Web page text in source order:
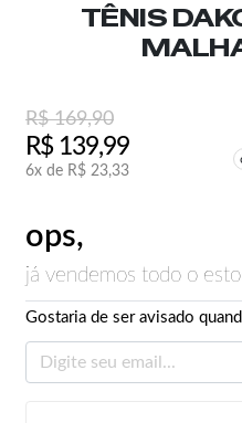
TÊNIS
R$169,90
R$139,99
6x de R$ 23,33
ops,
já vendemos todo o
Gostaria de ser avisado